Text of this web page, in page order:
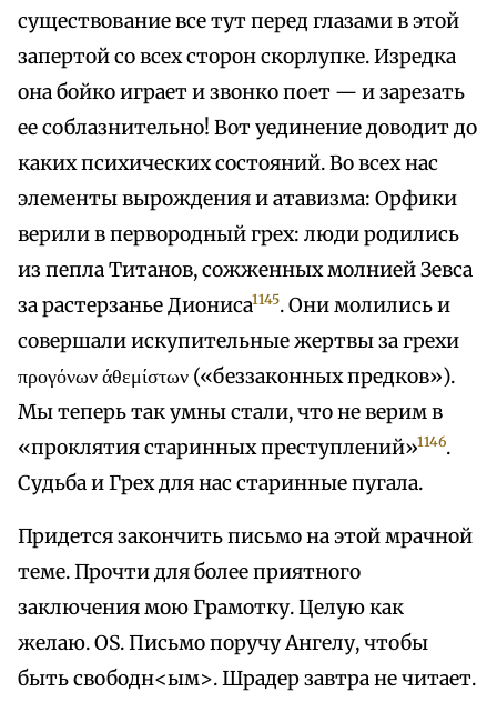
существование все тут перед глазами в этой
запертой со всех сторон скорлупке. Изредка
она бойко играет и звонко поет — и зарезать
ее соблазнительно! Вот уединение доводит до
каких психических состояний. Во всех нас
элементы вырождения и атавизма: Орфики
верили в первородный грех: люди родились
из пепла Титанов, сожженных молнией Зевса
за растерзанье Диониса1145. Они молились и
совершали искупительные жертвы за грехи
προγόνων άθεμίστων («беззаконных предков»).
Мы теперь так умны стали, что не верим в
«проклятия старинных преступлений»1146.
Судьба и Грех для нас старинные пугала.
Придется закончить письмо на этой мрачной
теме. Прочти для более приятного
заключения мою Грамотку. Целую как
желаю. OS. Письмо поручу Ангелу, чтобы
быть свободн<ым>. Шрадер завтра не читает.